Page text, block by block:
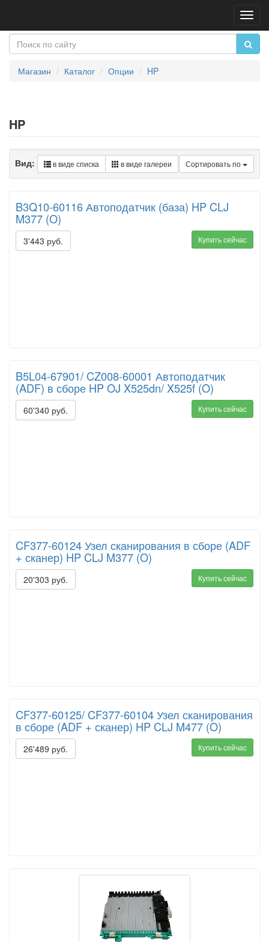
Магазин Каталог Опции HP
HP
Сортировать по
Вид: в виде списка в виде галереи
B3Q10-60116 Автоподатчик (база) HP CLJ
M377 (O)
3'443 руб. Купить сейчас
B5L04-67901/ CZ008-60001 Автоподатчик
(ADF) в сборе HP OJ X525dn/ X525f (O)
60'340 руб. Купить сейчас
CF377-60124 Узел сканирования в сборе (ADF
+ сканер) HP CLJ M377 (O)
20'303 руб. Купить сейчас
CF377-60125/ CF377-60104 Узел сканирования
в сборе (ADF + сканер) HP CLJ M477 (O)
26'489 руб. Купить сейчас